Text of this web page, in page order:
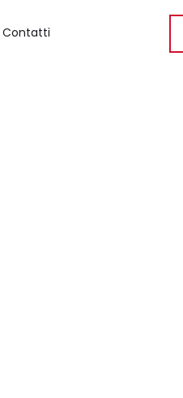
Contatti